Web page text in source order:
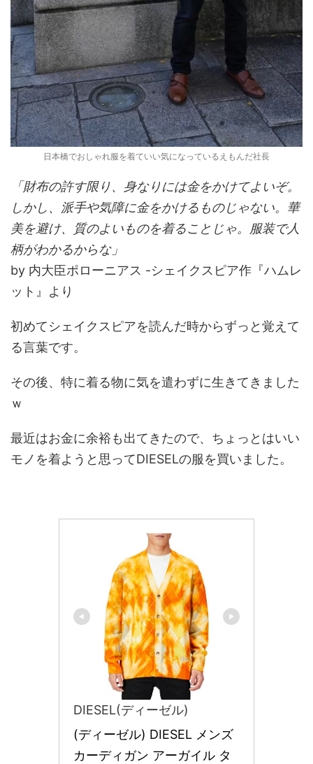
日本橋でおしゃれ服を着ていい気になっているえもんだ社長
「財布の許す限り、身なりには金をかけてよいぞ。
しかし、派手や気障に金をかけるものじゃない。華
美を避け、質のよいものを着ることじゃ。服装で人
柄がわかるからな」
by 内大臣ポローニアス -シェイクスピア作『ハムレ
ット』より
初めてシェイクスピアを読んだ時からずっと覚えて
る言葉です。
その後、特に着る物に気を遣わずに生きてきました
ｗ
最近はお金に余裕も出てきたので、ちょっとはいい
モノを着ようと思ってDIESELの服を買いました。
DIESEL(ディーゼル)
(ディーゼル) DIESEL メンズ
カーディガン アーガイル タ